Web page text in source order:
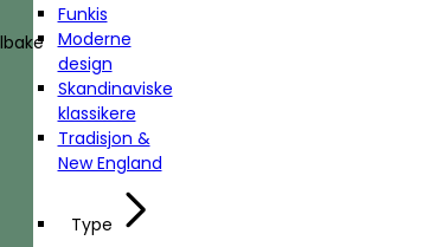
Funkis
Moderne
design
Skandinaviske
klassikere
Tradisjon &
New England
Type